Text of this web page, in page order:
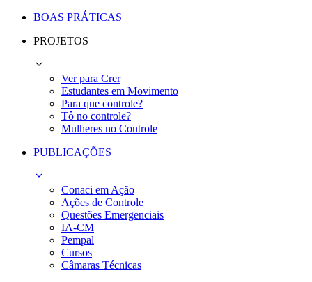
BOAS PRÁTICAS
PROJETOS
Ver para Crer
Estudantes em Movimento
Para que controle?
Tô no controle?
Mulheres no Controle
PUBLICAÇÕES
Conaci em Ação
Ações de Controle
Questões Emergenciais
IA-CM
Pempal
Cursos
Câmaras Técnicas